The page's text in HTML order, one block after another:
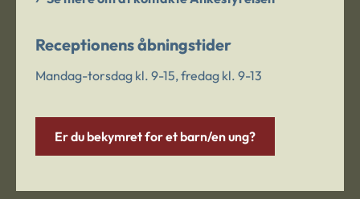
Receptionens åbningstider
Mandag-torsdag kl. 9-15, fredag kl. 9-13
Er du bekymret for et barn/en ung?